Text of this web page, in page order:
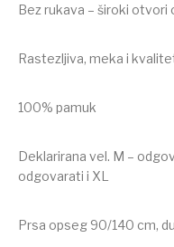
Bez rukava – široki otvori
Rastezljiva, meka i
100% pamuk
Deklarirana vel. M –
odgovarati i XL
Prsa opseg 90/140 cm,